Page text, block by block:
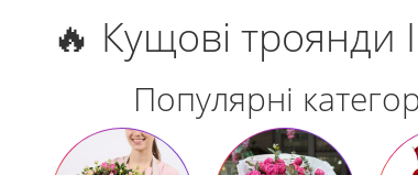
🔥 Кущові троянди
Популярні